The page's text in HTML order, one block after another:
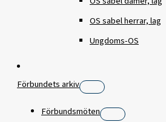
OS sabel herrar, lag
Ungdoms-OS
Förbundets arkiv
Förbundsmöten